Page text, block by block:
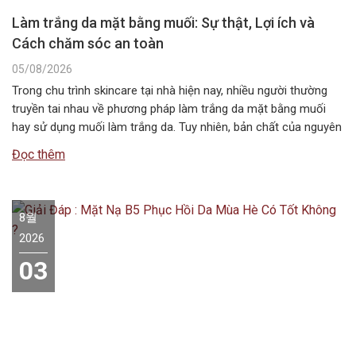
Làm trắng da mặt bằng muối: Sự thật, Lợi ích và
Cách chăm sóc an toàn
05/08/2026
Trong chu trình skincare tại nhà hiện nay, nhiều người thường
truyền tai nhau về phương pháp làm trắng da mặt bằng muối
hay sử dụng muối làm trắng da. Tuy nhiên, bản chất của nguyên
các dòng mỹ phẩm chuyên dụng….
Đọc thêm
8월
2026
03